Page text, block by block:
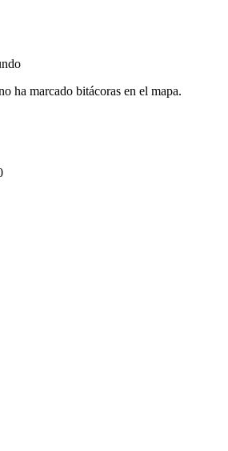
ha marcado bitácoras en el mapa.